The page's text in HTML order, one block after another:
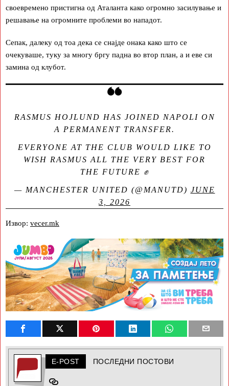
своевремено пристигна од Аталанта како огромно засилување и
решавање на огромните проблеми во нападот.
Сепак, далеку од тоа дека се снајде онака како што се
очекуваше, туку за многу бргу падна во втор план, а и еве си
замина од клубот.
RASMUS HOJLUND HAS JOINED NAPOLI ON
A PERMANENT TRANSFER.
EVERYONE AT THE CLUB WOULD LIKE TO
WISH RASMUS ALL THE VERY BEST FOR
THE FUTURE ✊
— MANCHESTER UNITED (@MANUTD) JUNE
3, 2026
Извор: vecer.mk
E-POST ПОСЛЕДНИ ПОСТОВИ